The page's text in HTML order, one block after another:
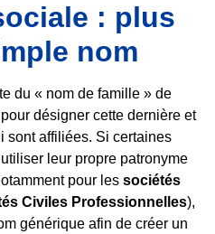
: plus
nom
du « nom de famille » de
désigner cette dernière et
sont affiliées. Si certaines
leur propre patronyme
pour les sociétés
Civiles Professionnelles),
générique afin de créer un